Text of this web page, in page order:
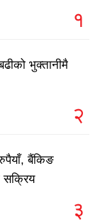
१
भुक्तानीमै
२
बैंकिङ
सक्रिय
३